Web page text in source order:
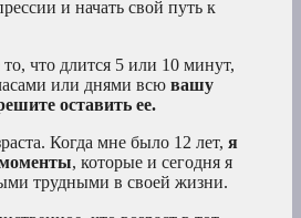
и начать свой путь к
что длится 5 или 10 минут,
или днями всю вашу
оставить ее.
Когда мне было 12 лет, я
, которые и сегодня я
трудными в своей жизни.